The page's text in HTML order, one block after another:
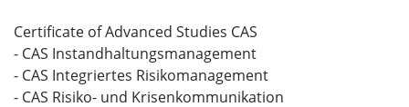
Certificate of Advanced Studies CAS
- CAS Instandhaltungsmanagement
- CAS Integriertes Risikomanagement
- CAS Risiko- und Krisenkommunikation